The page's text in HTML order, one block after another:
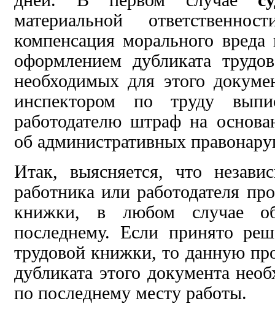
материальной
компенсация морального
оформлением дубликата
необходимых для этого
инспектором по труду
работодателю штраф на
об административных
Итак,
выясняется, что
работника или работодателя
книжки, в любом случае
последнему. Если принято
трудовой книжки, то данную
дубликата этого документа
по последнему месту работы.